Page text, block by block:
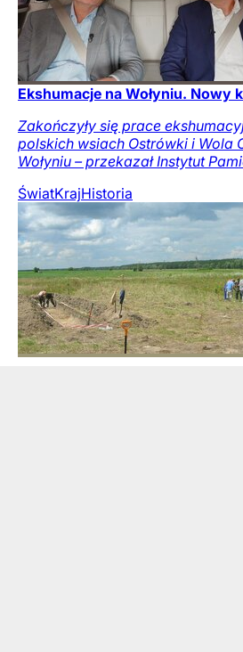
Ekshumacje na Wołyniu. Nowy
Zakończyły się prace
polskich wsiach Ostrówki i Wola
Wołyniu – przekazał Instytut
ŚwiatKrajHistoria